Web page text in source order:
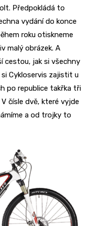
Předpokládá to
vydání do konce
roku otiskneme
malý obrázek. A
cestou, jak si všechny
Cykloservis zajistit u
po republice takřka tři
čísle dvě, které vyjde
a od trojky to